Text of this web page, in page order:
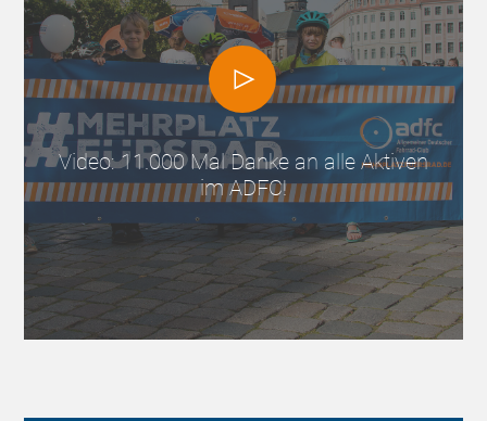
Video: 11.000 Mal Danke an alle Aktiven
im ADFC!